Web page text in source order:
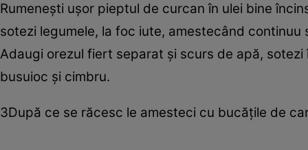
Rumeneşti uşor pieptul de curcan în ulei bine
sotezi legumele, la foc iute, amestecând
Adaugi orezul fiert separat şi scurs de apă,
busuioc şi cimbru.
3După ce se răcesc le amesteci cu bucăţile de